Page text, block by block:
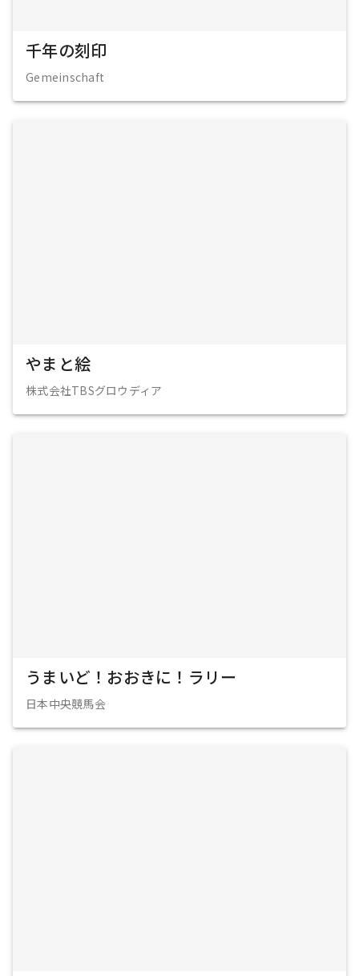
千年の刻印
Gemeinschaft
やまと絵
株式会社TBSグロウディア
うまいど！おおきに！ラリー
日本中央競馬会